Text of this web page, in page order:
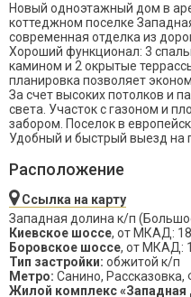
Новый одноэтажный дом в
коттеджном поселке
современная отделка из
Хороший функционал: 3
камином и 2 окрытые
планировка позволяет
За счет высоких потолков и
света. Участок с газоном и
забором. Поселок в
Удобный и быстрый выезд на
Расположение
Ссылка на карту
Западная долина к/п
Киевское шоссе, от МКАД: 18
Боровское шоссе, от МКАД:
Тип застройки: обжитой к/п
Метро: Санино, Рассказовка,
Жилой комплекс «Западная